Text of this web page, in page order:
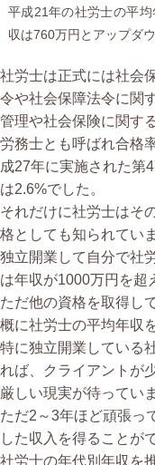
平成21年の社労士の平
収は760万円とアップダ
社労士は正式には社会
令や社会保障法令に関
管理や社会保険に関す
労務士とも呼ばれ合格
成27年に実施された第
は2.6%でした。
それだけに社労士はそ
格としても知られていま
独立開業して自分で社
は年収が1000万円を超
ただ他の資格を取得し
概に社労士の平均年収
特に独立開業している
れば、クライアントが
厳しい現実が待ってい
ただ2～3年ほど頑張っ
した収入を得ることが
社労士の年代別年収を